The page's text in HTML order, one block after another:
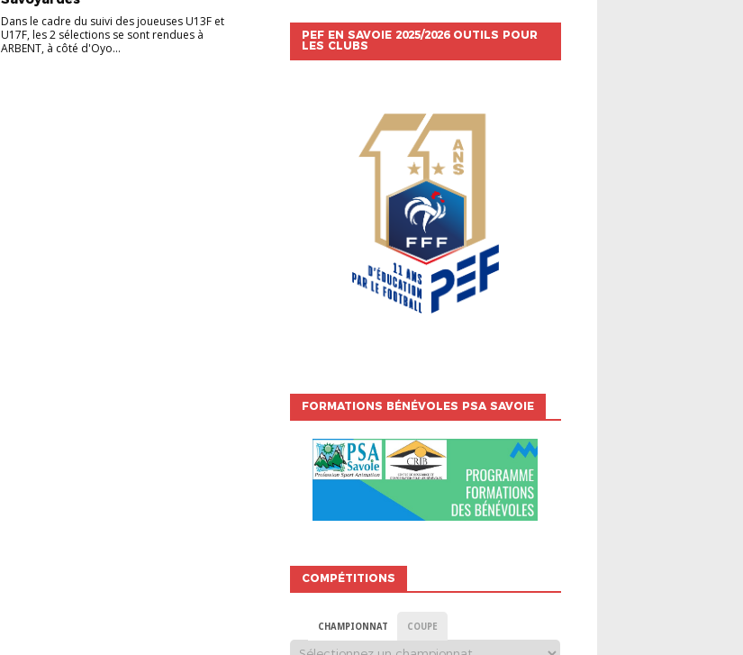
Dans le cadre du suivi des joueuses U13F et
U17F, les 2 sélections se sont rendues à
ARBENT, à côté d'Oyo...
PEF EN SAVOIE 2025/2026 OUTILS POUR
LES CLUBS
FORMATIONS BÉNÉVOLES PSA SAVOIE
COMPÉTITIONS
CHAMPIONNAT COUPE